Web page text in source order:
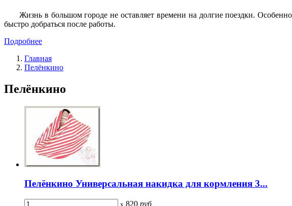
Жизнь в большом городе не оставляет времени на долгие поездки.
быстро добраться после работы.
Подробнее
Главная
Пелёнкино
Пелёнкино
Пелёнкино Универсальная накидка для кормления 3...
x 820 руб